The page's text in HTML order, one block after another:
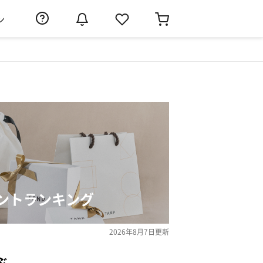
トランキング
2026年8月7日更新